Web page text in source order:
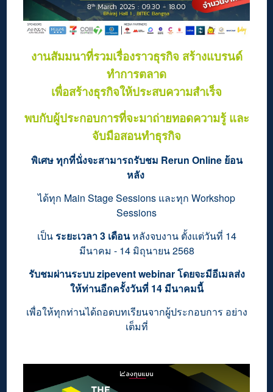
งานสัมมนาที่รวมเรื่องราวธุรกิจ สร้างแบรนด์
ทำการตลาด
เพื่อสร้างธุรกิจให้ประสบความสำเร็จ
พบกับผู้ประกอบการที่จะมาถ่ายทอดความรู้ และ
จับมือสอนทำธุรกิจ
พิเศษ ทุกที่นั่งจะสามารถรับชม Rerun Online ย้อน
หลัง
ได้ทุก Main Stage Sessions และทุก Workshop
Sessions
เป็นระยะเวลา 3 เดือนหลังจบงาน ตั้งแต่วันที่ 14
มีนาคม - 14 มิถุนายน 2568
รับชมผ่านระบบ zipevent webinar โดยจะมีอีเมลส่ง
ให้ท่านอีกครั้งวันที่ 14 มีนาคมนี้
เพื่อให้ทุกท่านได้ถอดบทเรียนจากผู้ประกอบการ อย่าง
เต็มที่